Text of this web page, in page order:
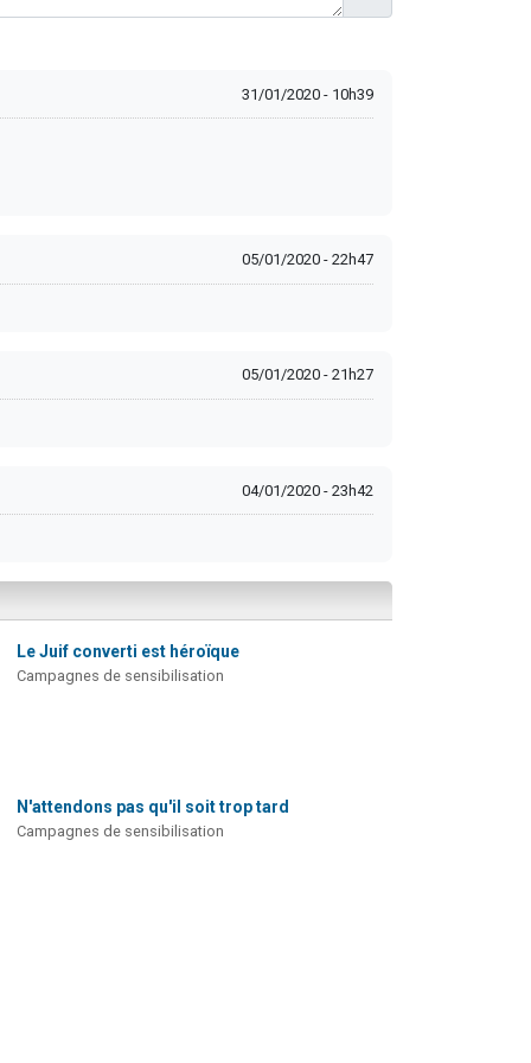
31/01/2020 - 10h39
05/01/2020 - 22h47
05/01/2020 - 21h27
04/01/2020 - 23h42
Le Juif converti est héroïque
Campagnes de sensibilisation
N'attendons pas qu'il soit trop tard
Campagnes de sensibilisation